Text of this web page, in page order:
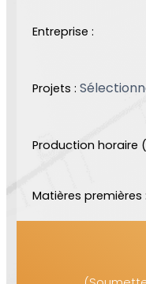
Entreprise :
Projets :
Production horaire
Matières premières :